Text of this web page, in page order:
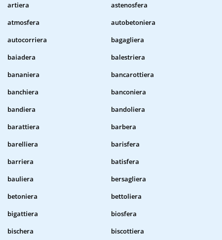
artiera
astenosfera
atmosfera
autobetoniera
autocorriera
bagagliera
baiadera
balestriera
bananiera
bancarottiera
banchiera
banconiera
bandiera
bandoliera
barattiera
barbera
barelliera
barisfera
barriera
batisfera
bauliera
bersagliera
betoniera
bettoliera
bigattiera
biosfera
bischera
biscottiera